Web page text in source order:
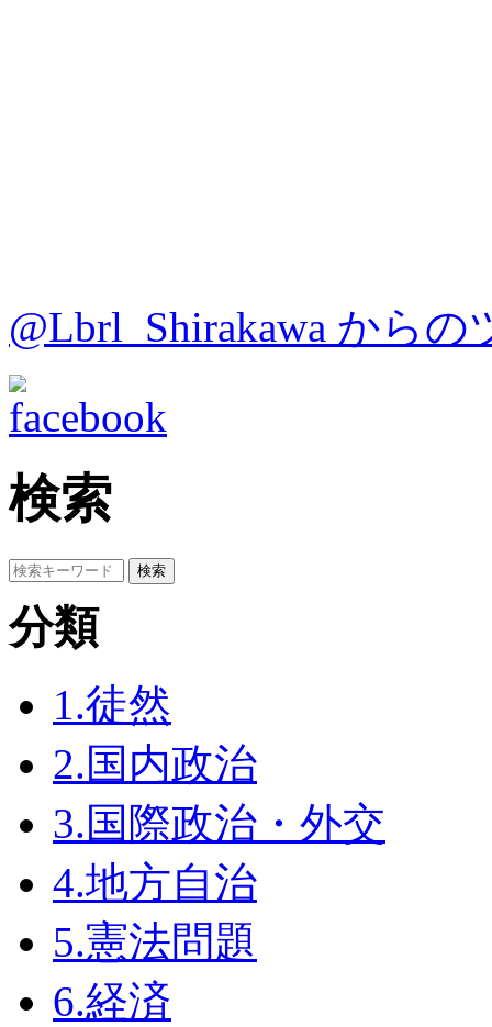
@Lbrl_Shirakawa からの
検索
分類
1.徒然
2.国内政治
3.国際政治・外交
4.地方自治
5.憲法問題
6.経済